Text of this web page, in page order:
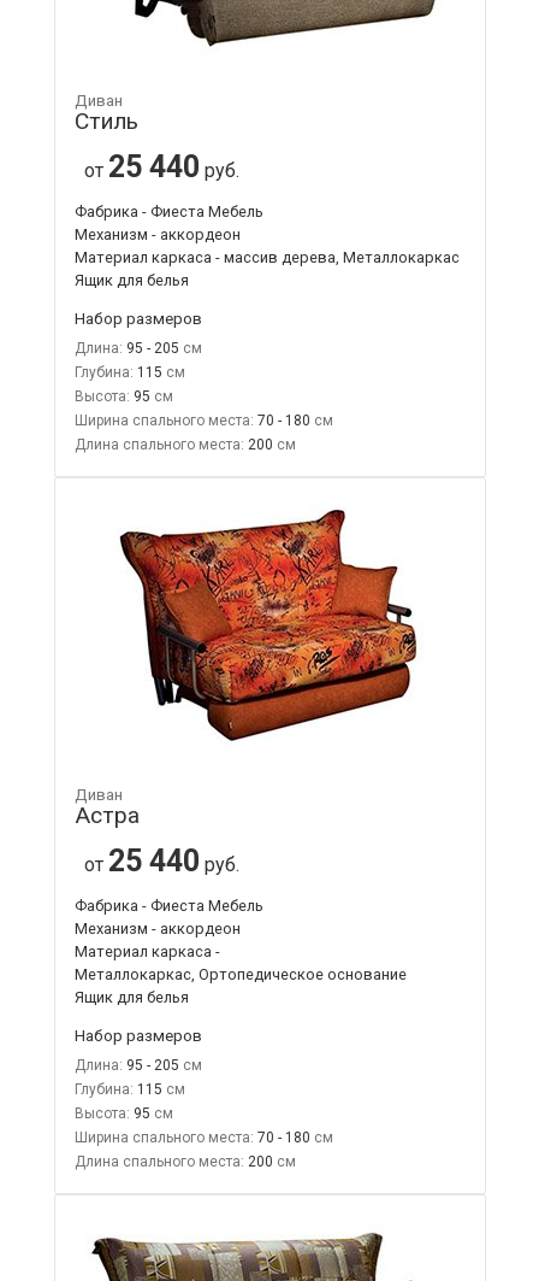
Диван
Стиль
от 25 440 руб.
Фабрика - Фиеста Мебель
Механизм - аккордеон
Материал каркаса - массив дерева, Металлокаркас
Ящик для белья
Набор размеров
Длина: 95 - 205
Глубина: 115
Высота: 95
Ширина спального места: 70 - 180
Длина спального места: 200
Диван
Астра
от 25 440 руб.
Фабрика - Фиеста Мебель
Механизм - аккордеон
Материал каркаса -
Металлокаркас, Ортопедическое основание
Ящик для белья
Набор размеров
Длина: 95 - 205
Глубина: 115
Высота: 95
Ширина спального места: 70 - 180
Длина спального места: 200